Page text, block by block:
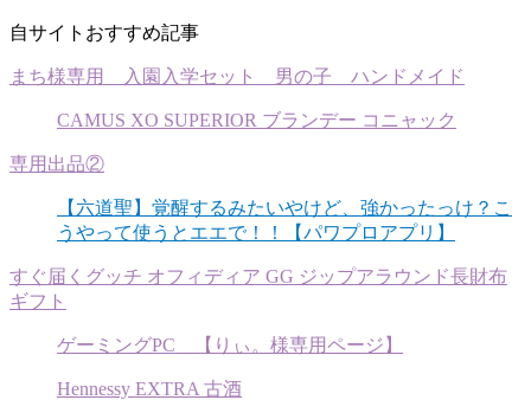
自サイトおすすめ記事
まち様専用 入園入学セット 男の子 ハンドメイド
CAMUS XO SUPERIOR ブランデー コニャック
専用出品②
【六道聖】覚醒するみたいやけど、強かったっけ？こ
うやって使うとエエで！！【パワプロアプリ】
すぐ届くグッチ オフィディア GG ジップアラウンド長財布
ギフト
ゲーミングPC 【りぃ。様専用ページ】
Hennessy EXTRA 古酒